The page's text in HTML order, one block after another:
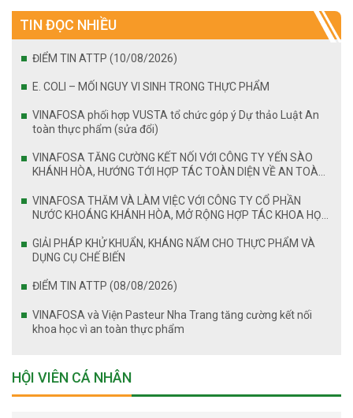
TIN ĐỌC NHIỀU
ĐIỂM TIN ATTP (10/08/2026)
E. COLI – MỐI NGUY VI SINH TRONG THỰC PHẨM
VINAFOSA phối hợp VUSTA tổ chức góp ý Dự thảo Luật An
toàn thực phẩm (sửa đổi)
VINAFOSA TĂNG CƯỜNG KẾT NỐI VỚI CÔNG TY YẾN SÀO
KHÁNH HÒA, HƯỚNG TỚI HỢP TÁC TOÀN DIỆN VỀ AN TOÀN
VINAFOSA THĂM VÀ LÀM VIỆC VỚI CÔNG TY CỔ PHẦN
NƯỚC KHOÁNG KHÁNH HÒA, MỞ RỘNG HỢP TÁC KHOA HỌC
GIẢI PHÁP KHỬ KHUẨN, KHÁNG NẤM CHO THỰC PHẨM VÀ
DỤNG CỤ CHẾ BIẾN
ĐIỂM TIN ATTP (08/08/2026)
VINAFOSA và Viện Pasteur Nha Trang tăng cường kết nối
khoa học vì an toàn thực phẩm
HỘI VIÊN CÁ NHÂN